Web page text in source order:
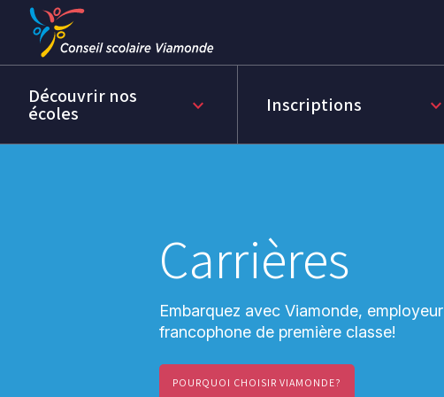
Passer
Passer
contenu
Découvrir nos
écoles keyboard_arrow_down Inscriptions keyboard_arrow_down
Carrières
Embarquez avec Viamonde, employeur
francophone de première classe!
POURQUOI CHOISIR VIAMONDE?